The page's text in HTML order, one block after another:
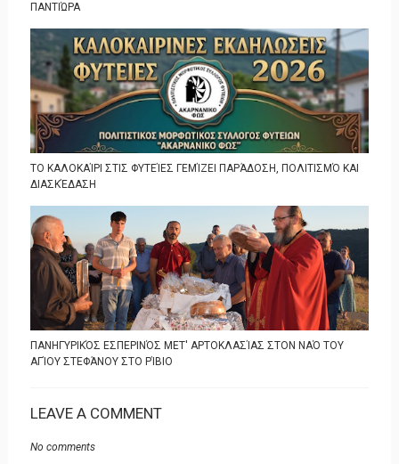
ΠΑΝΤΙΏΡΑ
ΤΟ ΚΑΛΟΚΑΊΡΙ ΣΤΙΣ ΦΥΤΕΊΕΣ ΓΕΜΊΖΕΙ ΠΑΡΆΔΟΣΗ, ΠΟΛΙΤΙΣΜΌ ΚΑΙ
ΔΙΑΣΚΈΔΑΣΗ
ΠΑΝΗΓΥΡΙΚΌΣ ΕΣΠΕΡΙΝΌΣ ΜΕΤ' ΑΡΤΟΚΛΑΣΊΑΣ ΣΤΟΝ ΝΑΌ ΤΟΥ
ΑΓΊΟΥ ΣΤΕΦΆΝΟΥ ΣΤΟ ΡΊΒΙΟ
LEAVE A COMMENT
No comments